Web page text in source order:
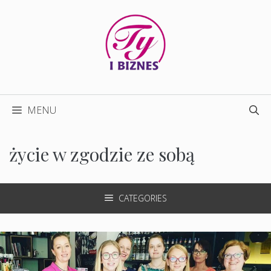
MENU
życie w zgodzie ze sobą
CATEGORIES